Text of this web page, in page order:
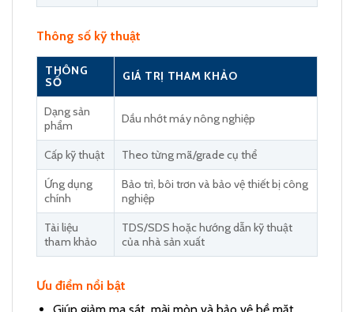
Thông số kỹ thuật
THÔNG
SỐ
GIÁ TRỊ THAM KHẢO
Dạng sản
phẩm
Dầu nhớt máy nông nghiệp
Cấp kỹ thuật Theo từng mã/grade cụ thể
Ứng dụng
chính
Bảo trì, bôi trơn và bảo vệ thiết bị công
nghiệp
Tài liệu
tham khảo
TDS/SDS hoặc hướng dẫn kỹ thuật
của nhà sản xuất
Ưu điểm nổi bật